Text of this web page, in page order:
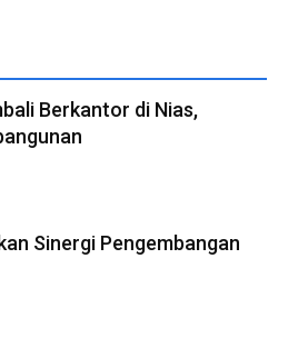
Berkantor di Nias,
Sinergi Pengembangan